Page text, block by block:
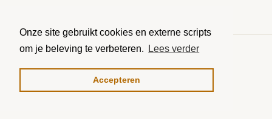
Onze site gebruikt cookies en externe scripts
om je beleving te verbeteren.
Lees verder
Accepteren
MOGELIJK GEMAAKT DOOR SHOPIFY